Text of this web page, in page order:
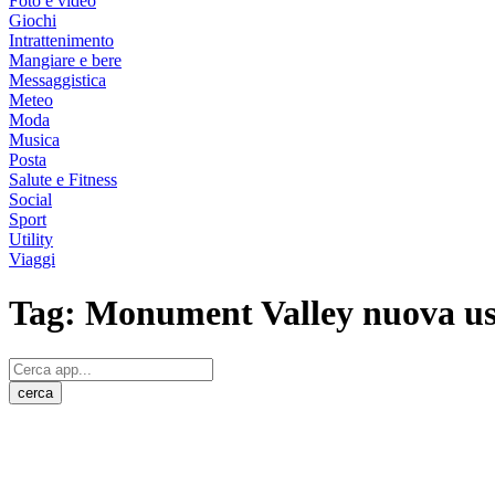
Giochi
Intrattenimento
Mangiare e bere
Messaggistica
Meteo
Moda
Musica
Posta
Salute e Fitness
Social
Sport
Utility
Viaggi
Tag: Monument Valley nuova